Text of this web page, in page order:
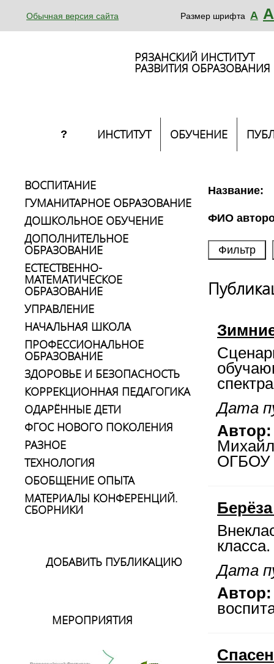
Обычная версия сайта Размер шрифта А А
РЯЗАНСКИЙ ИНСТИТУТ
РАЗВИТИЯ ОБРАЗОВАНИЯ
? ИНСТИТУТ ОБУЧЕНИЕ
ВОСПИТАНИЕ
ГУМАНИТАРНОЕ ОБРАЗОВАНИЕ
ДОШКОЛЬНОЕ ОБУЧЕНИЕ
ДОПОЛНИТЕЛЬНОЕ
ОБРАЗОВАНИЕ
ЕСТЕСТВЕННО-
МАТЕМАТИЧЕСКОЕ
ОБРАЗОВАНИЕ
УПРАВЛЕНИЕ
НАЧАЛЬНАЯ ШКОЛА
ПРОФЕССИОНАЛЬНОЕ
ОБРАЗОВАНИЕ
ЗДОРОВЬЕ И БЕЗОПАСНОСТЬ
КОРРЕКЦИОННАЯ ПЕДАГОГИКА
ОДАРЁННЫЕ ДЕТИ
ФГОС НОВОГО ПОКОЛЕНИЯ
РАЗНОЕ
ТЕХНОЛОГИЯ
ОБОБЩЕНИЕ ОПЫТА
МАТЕРИАЛЫ КОНФЕРЕНЦИЙ.
СБОРНИКИ
ДОБАВИТЬ ПУБЛИКАЦИЮ
МЕРОПРИЯТИЯ
Название:
ФИО
Дата
Автор:
ОГБОУ
класса.
Дата
Автор: